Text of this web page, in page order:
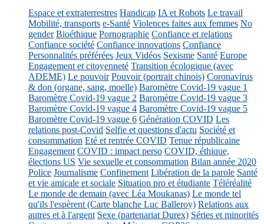
Espace et extraterrestres Handicap IA et Robots Le travail
Mobilité, transports e-Santé Violences faites aux femmes No
gender Bioéthique Pornographie Confiance et relations
Confiance société Confiance innovations Confiance
Personnalités préférées Jeux Vidéos Sexisme Santé Europe
Engagement et citoyenneté Transition écologique (avec
ADEME) Le pouvoir Pouvoir (portrait chinois) Coronavirus
& don (organe, sang, moelle) Baromètre Covid-19 vague 1
Baromètre Covid-19 vague 2 Baromètre Covid-19 vague 3
Baromètre Covid-19 vague 4 Baromètre Covid-19 vague 5
Baromètre Covid-19 vague 6 Génération COVID Les
relations post-Covid Selfie et questions d'actu Société et
consommation Eté et rentrée COVID Tenue républicaine
Engagement COVID : impact perso COVID, éthique,
élections US Vie sexuelle et consommation Bilan année 2020
Police Journalisme Confinement Libération de la parole Santé
et vie amicale et sociale Situation pro et étudiante Téléréalité
Le monde de demain (avec Léa Moukanas) Le monde tel
qu'ils l'espèrent (Carte blanche Luc Balleroy) Relations aux
autres et à l'argent Sexe (partenariat Durex) Séries et minorités